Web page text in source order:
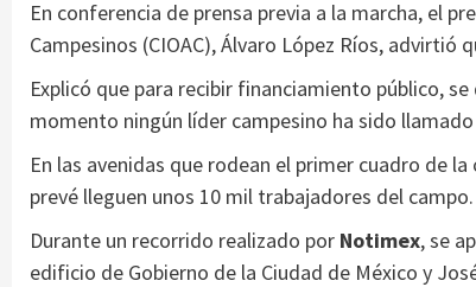
En conferencia de prensa previa a la marcha, el
Campesinos (CIOAC), Álvaro López Ríos,
Explicó que para recibir financiamiento público,
momento ningún líder campesino ha sido
En las avenidas que rodean el primer cuadro de
prevé lleguen unos 10 mil trabajadores del campo.
Durante un recorrido realizado por Notimex, se
edificio de Gobierno de la Ciudad de México y